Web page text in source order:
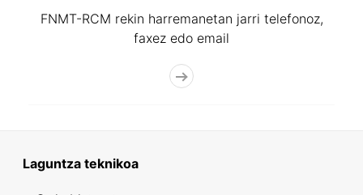
FNMT-RCM rekin harremanetan jarri telefonoz,
faxez edo email
Laguntza teknikoa